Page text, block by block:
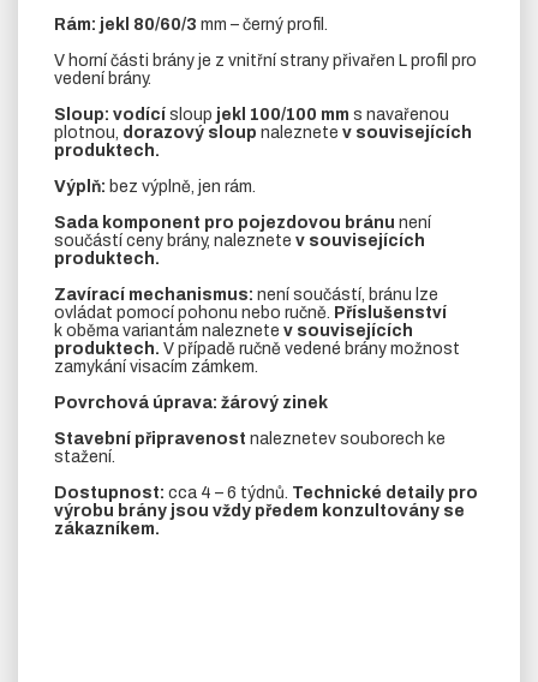
Rám: jekl 80/60/3 mm – černý profil.
V horní části brány je z vnitřní strany přivařen L profil pro
vedení brány.
Sloup: vodící sloup jekl 100/100 mm s navařenou
plotnou, dorazový sloup naleznete v souvisejících
produktech.
Výplň: bez výplně, jen rám.
Sada komponent pro pojezdovou bránu není
součástí ceny brány, naleznete v souvisejících
produktech.
Zavírací mechanismus: není součástí, bránu lze
ovládat pomocí pohonu nebo ručně. Příslušenství
k oběma variantám naleznete v souvisejících
produktech. V případě ručně vedené brány možnost
zamykání visacím zámkem.
Povrchová úprava: žárový zinek
Stavební připravenost naleznetev souborech ke
stažení.
Dostupnost: cca 4 – 6 týdnů. Technické detaily pro
výrobu brány jsou vždy předem konzultovány se
zákazníkem.